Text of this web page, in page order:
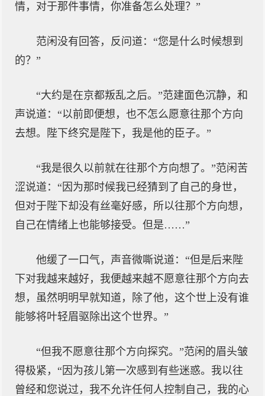
情，对于那件事情，你准备怎么处理？”
范闲没有回答，反问道：“您是什么时候想到
的？”
“大约是在京都叛乱之后。”范建面色沉静，和
声说道：“以前即便想，也不怎么愿意往那个方向
去想。陛下终究是陛下，我是他的臣子。”
“我是很久以前就在往那个方向想了。”范闲苦
涩说道：“因为那时候我已经猜到了自己的身世，
但对于陛下却没有丝毫好感，所以往那个方向想，
自己在情绪上也能够接受。但是……”
他缓了一口气，声音微嘶说道：“但是后来陛
下对我越来越好，我便越来越不愿意往那个方向去
想，虽然明明早就知道，除了他，这个世上没有谁
能够将叶轻眉驱除出这个世界。”
“但我不愿意往那个方向探究。”范闲的眉头皱
得极紧，“因为孩儿第一次感到有些迷惑。我以往
曾经和您说过，我不允许任何人控制自己，我的心